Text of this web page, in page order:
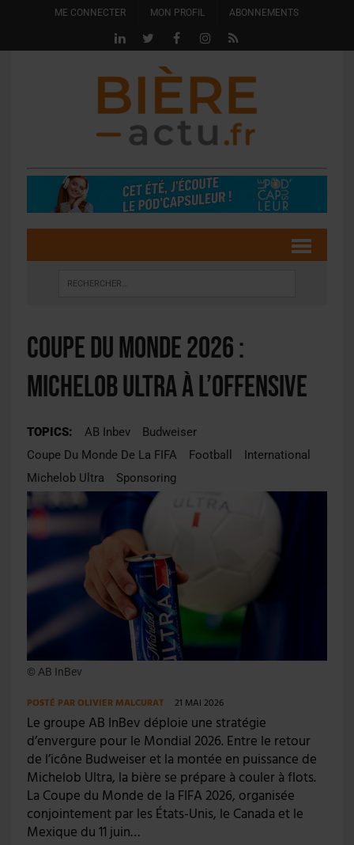
ME CONNECTER MON PROFIL ABONNEMENTS
Coupe du Monde 2026 :
Michelob Ultra à l’offensive
TOPICS: AB Inbev
Budweiser
Coupe Du Monde De La FIFA
Football
International
Michelob Ultra
Sponsoring
© AB InBev
POSTÉ PAROLIVIER MALCURAT 21 MAI 2026
Le groupe AB InBev déploie une stratégie
d’envergure pour le Mondial 2026. Entre le retour
de l’icône Budweiser et la montée en puissance de
Michelob Ultra, la bière se prépare à couler à flots.
La Coupe du Monde de la FIFA 2026, organisée
conjointement par les États-Unis, le Canada et le
Mexique du 11 juin…